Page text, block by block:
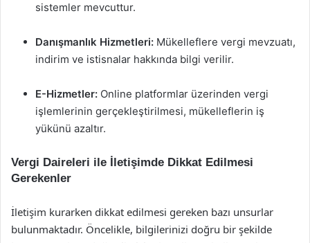
sistemler mevcuttur.
Danışmanlık Hizmetleri: Mükelleflere vergi mevzuatı,
indirim ve istisnalar hakkında bilgi verilir.
E-Hizmetler: Online platformlar üzerinden vergi
işlemlerinin gerçekleştirilmesi, mükelleflerin iş
yükünü azaltır.
Vergi Daireleri ile İletişimde Dikkat Edilmesi
Gerekenler
İletişim kurarken dikkat edilmesi gereken bazı unsurlar
bulunmaktadır. Öncelikle, bilgilerinizi doğru bir şekilde